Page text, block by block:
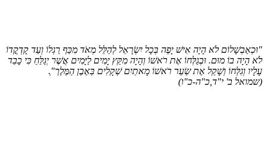
לֹא הָיָה אִישׁ יָפֶה בְּכָל יִשְׂרָאֵל לְהַלֵּל מְאֹד מִכַּף רַגְלוֹ וְעַד קָדְקֳדוֹ
הָיָה בוֹ מוּם. וּבְגַלְּחוֹ אֶת רֹאשׁוֹ וְהָיָה מִקֵּץ יָמִים לַיָּמִים אֲשֶׁר יְגַלֵּחַ כִּי כָבֵד
וְגִלְּחוֹ וְשָׁקַל אֶת שְׂעַר רֹאשׁוֹ מָאתַיִם שְׁקָלִים בְּאֶבֶן הַמֶּלֶך"ְ.
ב' י"ד,כ"ה-כ"ו)